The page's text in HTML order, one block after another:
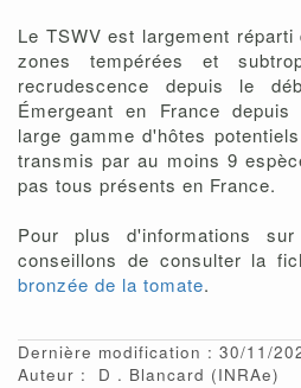
Le TSWV est largement
zones tempérées et
recrudescence depuis le
Émergeant en France
large gamme d'hôtes
transmis par au moins 9
pas tous présents en France.
Pour plus d'informations
conseillons de consulter la
bronzée de la tomate.
Dernière modification : 30/11/
Auteur :
D Blancard (INRAe)